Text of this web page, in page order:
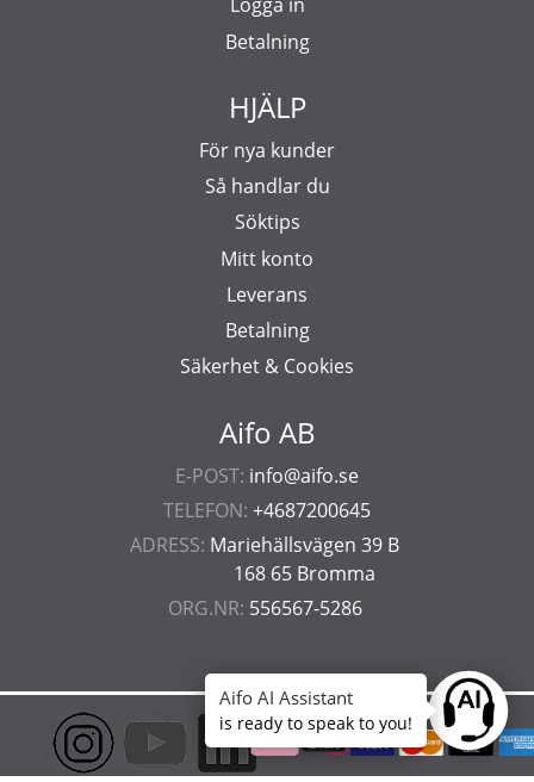
Aifo AB
E-POST: info@aifo.se
TELEFON: +4687200645
ADRESS: Mariehällsvägen 39 B
168 65 Bromma
ORG.NR: 556567-5286
Logga in
Betalning
HJÄLP
För nya kunder
Så handlar du
Söktips
Mitt konto
Leverans
Betalning
Säkerhet & Cookies
Ask
Aifo AI Assistant
is ready to speak to you!